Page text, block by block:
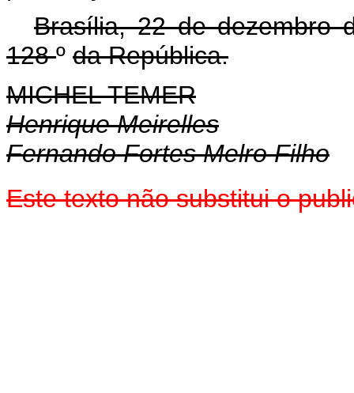
Brasília, 22 de dezembro
128º da República.
MICHEL TEMER
Henrique Meirelles
Fernando Fortes Melro Filho
Este texto não substitui o